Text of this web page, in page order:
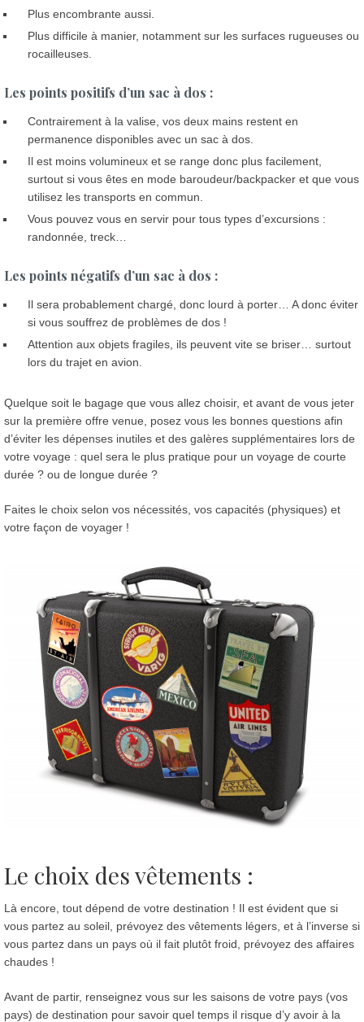
Plus encombrante aussi.
Plus difficile à manier, notamment sur les surfaces rugueuses ou
rocailleuses.
Les points positifs d’un sac à dos :
Contrairement à la valise, vos deux mains restent en
permanence disponibles avec un sac à dos.
Il est moins volumineux et se range donc plus facilement,
surtout si vous êtes en mode baroudeur/backpacker et que vous
utilisez les transports en commun.
Vous pouvez vous en servir pour tous types d’excursions :
randonnée, treck…
Les points négatifs d’un sac à dos :
Il sera probablement chargé, donc lourd à porter… A donc éviter
si vous souffrez de problèmes de dos !
Attention aux objets fragiles, ils peuvent vite se briser… surtout
lors du trajet en avion.
Quelque soit le bagage que vous allez choisir, et avant de vous jeter
sur la première offre venue, posez vous les bonnes questions afin
d’éviter les dépenses inutiles et des galères supplémentaires lors de
votre voyage : quel sera le plus pratique pour un voyage de courte
durée ? ou de longue durée ?
Faites le choix selon vos nécessités, vos capacités (physiques) et
votre façon de voyager !
Le choix des vêtements :
Là encore, tout dépend de votre destination ! Il est évident que si
vous partez au soleil, prévoyez des vêtements légers, et à l’inverse si
vous partez dans un pays où il fait plutôt froid, prévoyez des affaires
chaudes !
Avant de partir, renseignez vous sur les saisons de votre pays (vos
pays) de destination pour savoir quel temps il risque d’y avoir à la